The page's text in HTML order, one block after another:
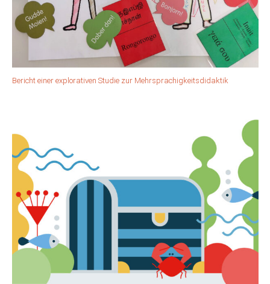
Bericht einer explorativen Studie zur Mehrsprachigkeitsdidaktik